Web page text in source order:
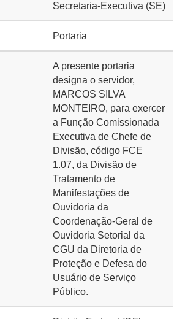
Secretaria-Executiva (SE)
Portaria
A presente portaria
designa o servidor,
MARCOS SILVA
MONTEIRO, para exercer
a Função Comissionada
Executiva de Chefe de
Divisão, código FCE
1.07, da Divisão de
Tratamento de
Manifestações de
Ouvidoria da
Coordenação-Geral de
Ouvidoria Setorial da
CGU da Diretoria de
Proteção e Defesa do
Usuário de Serviço
Público.